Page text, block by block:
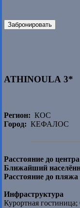
Забронировать
ATHINOULA 3*
Регион: КОС
Город: КЕФАЛОС
Расстояние до центра
Ближайший
Расстояние до пляжа
Инфраструктура
Курортная